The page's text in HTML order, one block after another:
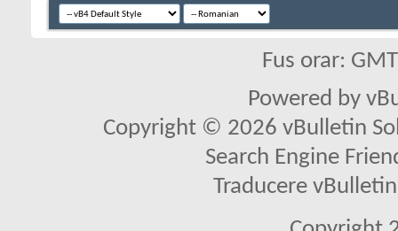
Fus orar:
Powered by
Copyright © 2026 vBulletin
Search Engine
Traducere